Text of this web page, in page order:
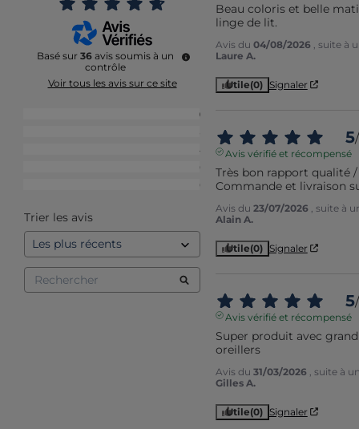
Basé sur 36 avis soumis à un
contrôle
Voir tous les avis sur ce site
29
4
0
0
Trier les avis
Beau coloris et belle
linge de lit.
Avis du 04/08/2026
, suite à
Laure A.
Utile(0) Signaler
5/
Avis vérifié et récompensé
Très bon rapport qualité
Commande et livraison
Avis du 23/07/2026
, suite à
Alain A.
Utile(0) Signaler
5/
Avis vérifié et récompensé
Super produit avec
oreillers
Avis du 31/03/2026
, suite à
Gilles A.
Utile(0) Signaler